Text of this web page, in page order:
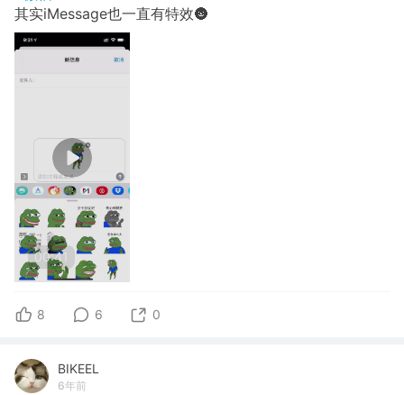
其实iMessage也一直有特效🌚
00:41
8 6 0
BIKEEL
6年前